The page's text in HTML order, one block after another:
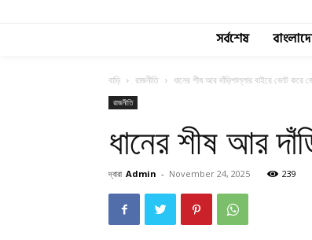
সর্বশেষ
বাড়ি রাজনীতি ধানের শীষ আর দাঁড়িপাল্লার বাইরে ভোট করে
রাজনীতি
ধানের শীষ আর
দ্বারা Admin - November 24, 2025 239